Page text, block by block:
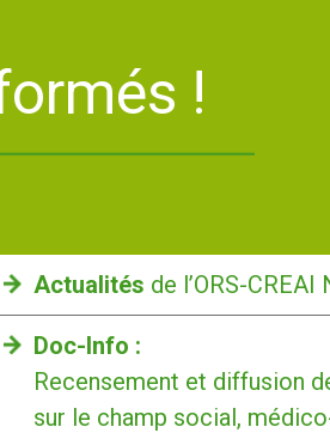
!
Actualités de l’ORS-CREAI
Doc-Info :
Recensement et diffusion
sur le champ social,